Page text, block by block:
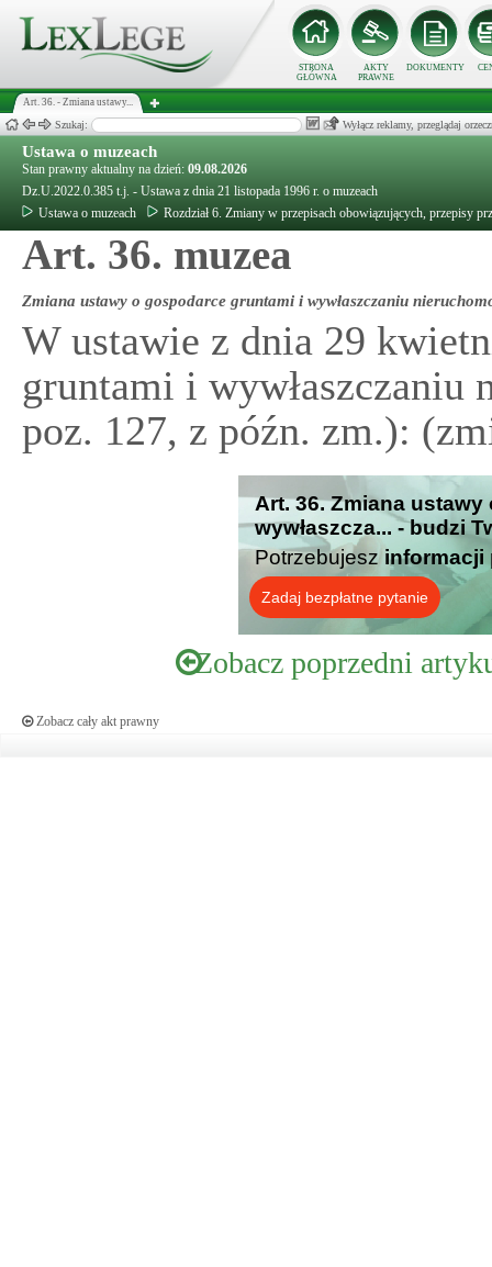
STRONA
GŁÓWNA
AKTY
PRAWNE
DOKUMENTY
Art. 36. - Zmiana ustawy...
Szukaj: Wyłącz reklamy, przeglądaj
Ustawa o muzeach
Stan prawny aktualny na dzień: 09.08.2026
Dz.U.2022.0.385 t.j. - Ustawa z dnia 21 listopada 1996 r. o muzeach
Ustawa o muzeach
Rozdział 6. Zmiany w przepisach obowiązujących, przepisy
Art. 36. muzea
Zmiana ustawy o gospodarce gruntami i wywłaszczaniu
W ustawie z dnia 29
gruntami i wywłaszczaniu
poz. 127, z późn. zm.):
Art. 36. Zmiana
wywłaszcza... - budzi
Potrzebujesz informacji
Zadaj bezpłatne pytanie
Zobacz poprzedni
Zobacz cały akt prawny